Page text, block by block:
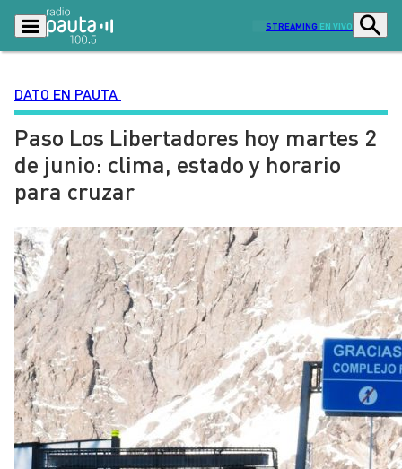
STREAMING EN VIVO
Podcasts Programas
Lo Último Actualidad
Ciudad
Radio en vivo Sostenibilidad
Tendencias Deportes
Entretención y Cultura Opinión
Dato en Pauta Señal 2
Contenido Patrocinado
DATO EN PAUTA
Paso Los Libertadores hoy martes 2
de junio: clima, estado y horario
para cruzar